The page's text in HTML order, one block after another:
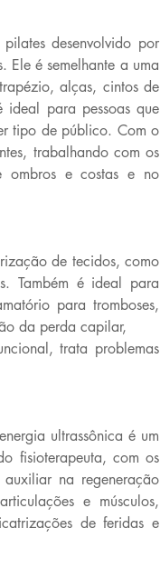
desenvolvido por
Ele é semelhante a uma
alças, cintos de
ideal para pessoas que
tipo de público. Com o
trabalhando com os
ombros e costas e no
de tecidos, como
Também é ideal para
para tromboses,
da perda capilar,
trata problemas
ultrassônica é um
fisioterapeuta, com os
na regeneração
e músculos,
de feridas e